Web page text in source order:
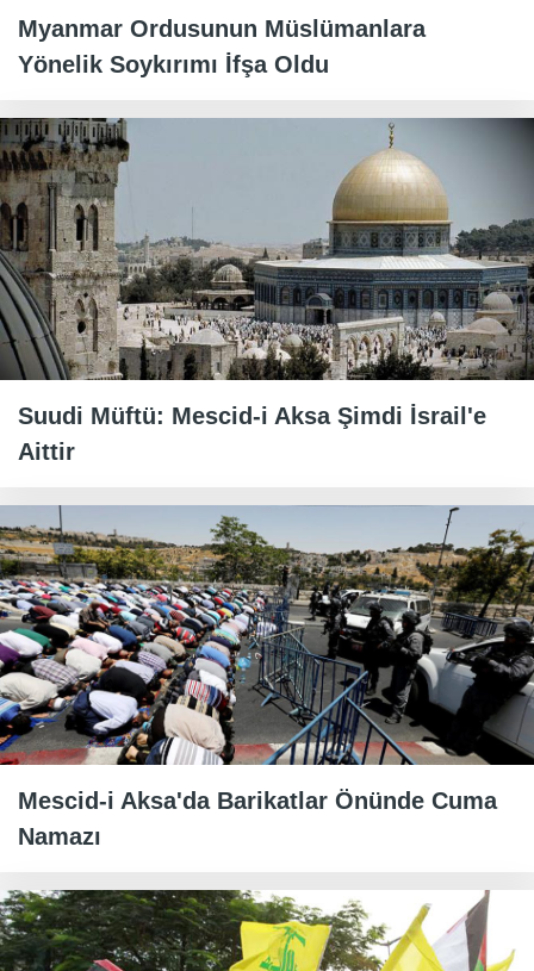
Myanmar Ordusunun Müslümanlara
Yönelik Soykırımı İfşa Oldu
Suudi Müftü: Mescid-i Aksa Şimdi İsrail'e
Aittir
Mescid-i Aksa'da Barikatlar Önünde Cuma
Namazı